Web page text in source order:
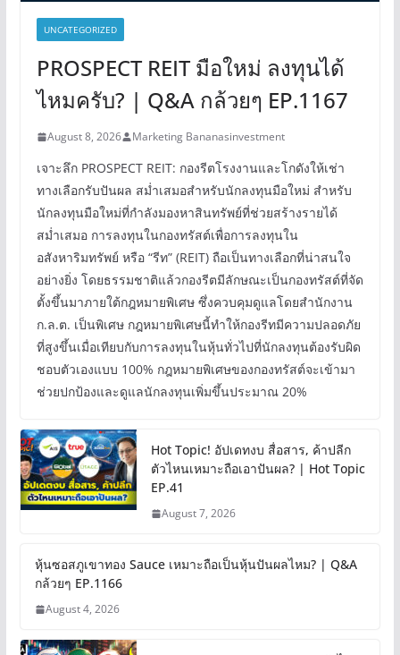
UNCATEGORIZED
PROSPECT REIT มือใหม่ ลงทุนได้
ไหมครับ? | Q&A กล้วยๆ EP.1167
August 8, 2026 Marketing Bananasinvestment
เจาะลึก PROSPECT REIT: กองรีตโรงงานและโกดังให้เช่า
ทางเลือกรับปันผล สม่ำเสมอสำหรับนักลงทุนมือใหม่ สำหรับ
นักลงทุนมือใหม่ที่กำลังมองหาสินทรัพย์ที่ช่วยสร้างรายได้
สม่ำเสมอ การลงทุนในกองทรัสต์เพื่อการลงทุนใน
อสังหาริมทรัพย์ หรือ “รีท” (REIT) ถือเป็นทางเลือกที่น่าสนใจ
อย่างยิ่ง โดยธรรมชาติแล้วกองรีตมีลักษณะเป็นกองทรัสต์ที่จัด
ตั้งขึ้นมาภายใต้กฎหมายพิเศษ ซึ่งควบคุมดูแลโดยสำนักงาน
ก.ล.ต. เป็นพิเศษ กฎหมายพิเศษนี้ทำให้กองรีทมีความปลอดภัย
ที่สูงขึ้นเมื่อเทียบกับการลงทุนในหุ้นทั่วไปที่นักลงทุนต้องรับผิด
ชอบตัวเองแบบ 100% กฎหมายพิเศษของกองทรัสต์จะเข้ามา
ช่วยปกป้องและดูแลนักลงทุนเพิ่มขึ้นประมาณ 20%
Hot Topic! อัปเดทงบ สื่อสาร, ค้าปลีก
ตัวไหนเหมาะถือเอาปันผล? | Hot Topic
EP.41
August 7, 2026
หุ้นซอสภูเขาทอง Sauce เหมาะถือเป็นหุ้นปันผลไหม? | Q&A
กล้วยๆ EP.1166
August 4, 2026